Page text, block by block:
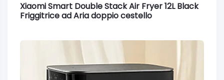
Xiaomi Smart Double Stack Air Fryer 12L Black
Friggitrice ad Aria doppio cestello